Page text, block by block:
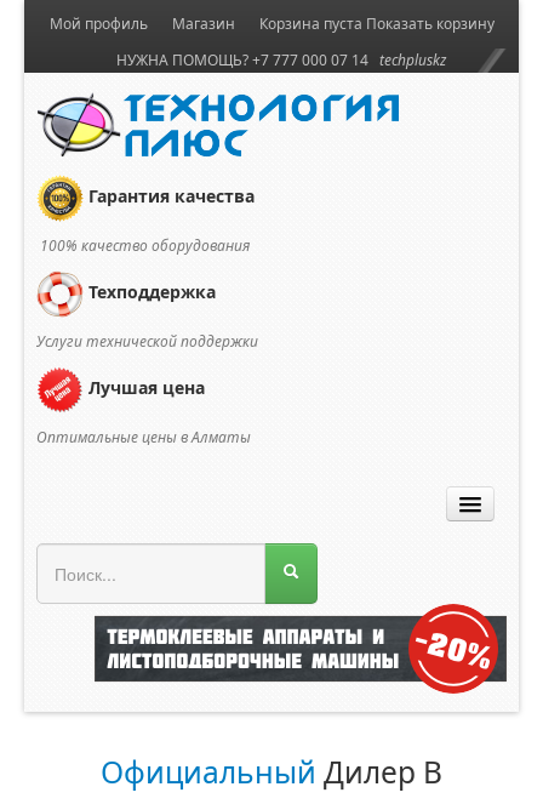
Корзина пуста Показать корзину
Мой профиль
Магазин
НУЖНА ПОМОЩЬ? +7 777 000 07 14 techpluskz
Гарантия качества
100% качество оборудования
Техподдержка
Услуги технической поддержки
Лучшая цена
Оптимальные цены в Алматы
Официальный Дилер В